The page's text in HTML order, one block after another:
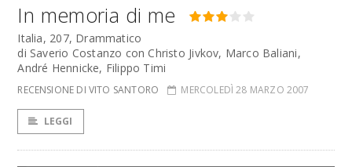
In memoria di me
Italia, 207, Drammatico
di Saverio Costanzo con Christo Jivkov, Marco Baliani,
André Hennicke, Filippo Timi
RECENSIONE DI VITO SANTORO MERCOLEDÌ 28 MARZO 2007
LEGGI